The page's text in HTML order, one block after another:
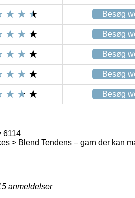
Besøg
Besøg
Besøg
Besøg
Besøg
6114
> Blend Tendens – garn der kan
anmeldelser